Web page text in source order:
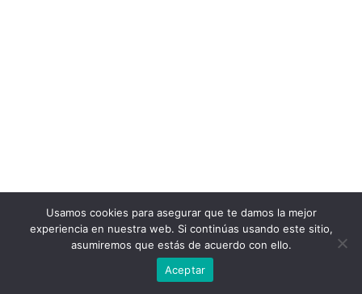
Usamos cookies para asegurar que te damos la mejor
experiencia en nuestra web. Si continúas usando este sitio,
asumiremos que estás de acuerdo con ello.
Aceptar